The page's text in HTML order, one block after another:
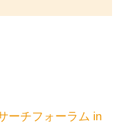
ーチフォーラム in